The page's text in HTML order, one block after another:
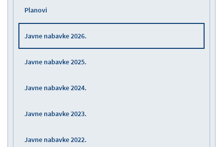
Planovi
Javne nabavke 2026.
Javne nabavke 2025.
Javne nabavke 2024.
Javne nabavke 2023.
Javne nabavke 2022.